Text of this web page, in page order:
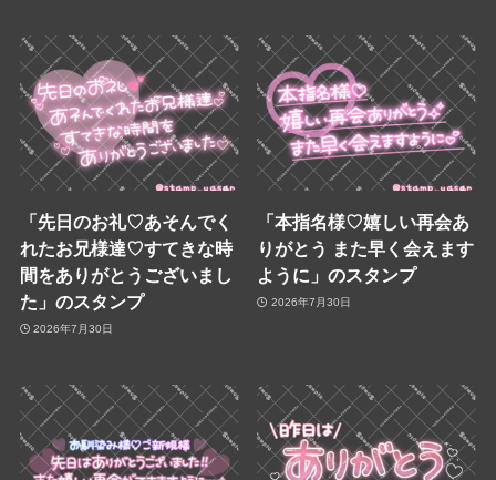
「先日のお礼♡あそんでく
れたお兄様達♡すてきな時
間をありがとうございまし
た」のスタンプ
2026年7月30日
「本指名様♡嬉しい再会あ
りがとう また早く会えます
ように」のスタンプ
2026年7月30日